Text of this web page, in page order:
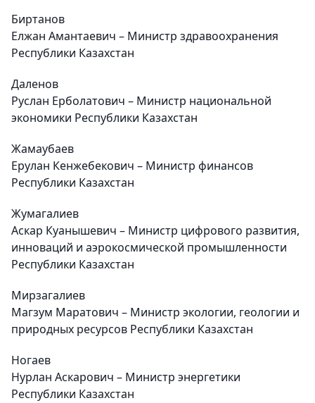
Биртанов
Елжан Амантаевич – Министр здравоохранения
Республики Казахстан
Даленов
Руслан Ерболатович – Министр национальной
экономики Республики Казахстан
Жамаубаев
Ерулан Кенжебекович – Министр финансов
Республики Казахстан
Жумагалиев
Аскар Куанышевич – Министр цифрового развития,
инноваций и аэрокосмической промышленности
Республики Казахстан
Мирзагалиев
Магзум Маратович – Министр экологии, геологии и
природных ресурсов Республики Казахстан
Ногаев
Нурлан Аскарович – Министр энергетики
Республики Казахстан